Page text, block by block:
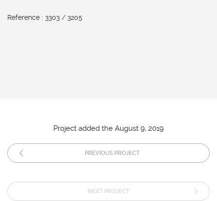
Reference : 3303 / 3205
Project added the August 9, 2019
PREVIOUS PROJECT
NEXT PROJECT